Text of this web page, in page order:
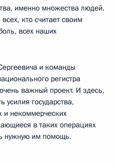
именно множества людей.
кто считает своим
всех наших
и команды
регистра
важный проект. И здесь,
усилия государства,
и некоммерческих
в таких операциях
нужную им помощь.